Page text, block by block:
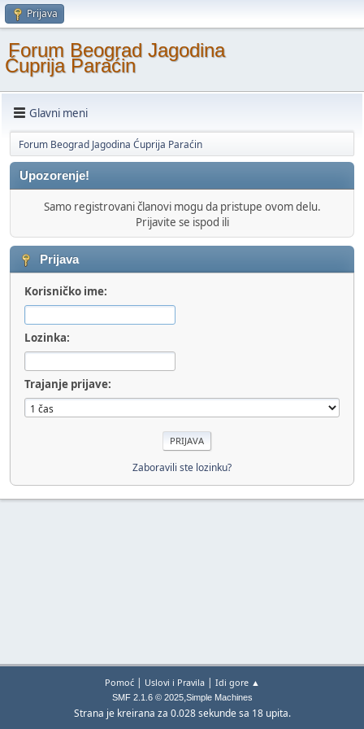
Prijava
Forum Beograd Jagodina
Ćuprija Paraćin
Glavni meni
Forum Beograd Jagodina Ćuprija Paraćin
Upozorenje!
Samo registrovani članovi mogu da pristupe ovom delu.
Prijavite se ispod ili
Prijava
Korisničko ime:
Lozinka:
Trajanje prijave:
Zaboravili ste lozinku?
Pomoć| Uslovi i Pravila| Idi gore ▲
SMF 2.1.6 © 2025,Simple Machines
Strana je kreirana za 0.028 sekunde sa 18 upita.